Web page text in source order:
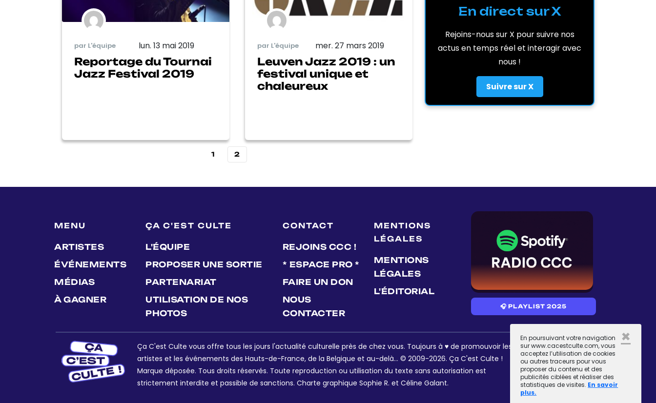
par L'équipe lun. 13 mai 2019
Reportage du Tournai
Jazz Festival 2019
par L'équipe mer. 27 mars 2019
Leuven Jazz 2019 : un
festival unique et
chaleureux
1 2
En poursuivant votre navigation
sur www.cacestculte.com, vous
acceptez l’utilisation de cookies
ou autres traceurs pour vous
proposer du contenu et des
publicités ciblées et réaliser des
statistiques de visites. En savoir
plus.
×
En direct sur X
Rejoins-nous sur X pour suivre nos
actus en temps réel et interagir avec
nous !
Suivre sur X
MENU
ARTISTES
ÉVÉNEMENTS
MÉDIAS
À GAGNER
ÇA C'EST CULTE
L'ÉQUIPE
PROPOSER UNE SORTIE
PARTENARIAT
UTILISATION DE NOS
PHOTOS
CONTACT
REJOINS CCC !
* ESPACE PRO *
FAIRE UN DON
NOUS
CONTACTER
MENTIONS
LÉGALES
MENTIONS
LÉGALES
L'ÉDITORIAL
🎧 PLAYLIST 2025
Ça C'est Culte vous offre tous les jours l'actualité culturelle près de chez vous. Toujours à ♥ de promouvoir les
artistes et les événements des Hauts-de-France, de la Belgique et au-delà... © 2009-2026. Ça C'est Culte !
Marque déposée. Tous droits réservés. Toute reproduction ou utilisation du texte sans autorisation est
strictement interdite et passible de sanctions. Charte graphique Sophie R. et Céline Galant.
RÉSEAUX